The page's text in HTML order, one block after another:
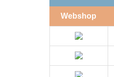
Webshop